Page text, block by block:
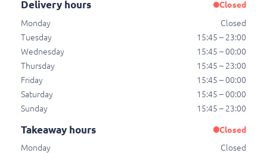
€ 20,00
Döner kebab en kipfilet schotel
Döner kebab en kipfilet schotel
€ 20,00
Sami schotel
Shoarma, kipfilet en een hamburger
Delivery hours
Closed
Monday
Closed
Tuesday
15:45 – 23:00
Wednesday
15:45 – 00:00
Thursday
15:45 – 23:00
Friday
15:45 – 00:00
Saturday
15:45 – 00:00
Sunday
15:45 – 23:00
Takeaway hours
Closed
Monday
Closed